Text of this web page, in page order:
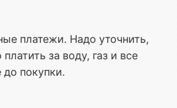
платежи. Надо уточнить,
за воду, газ и все
покупки.